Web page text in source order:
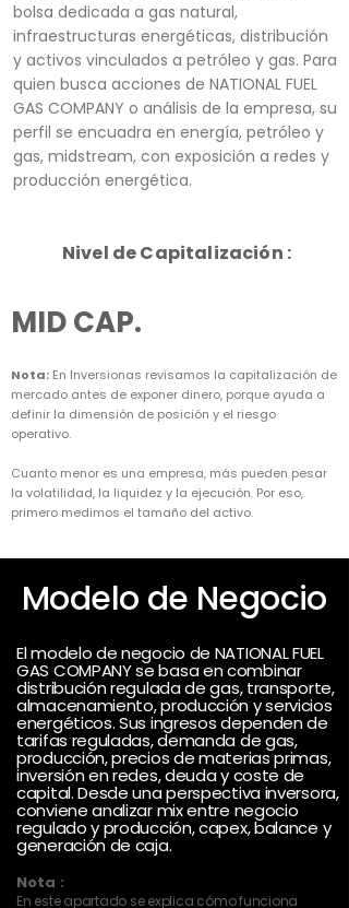
bolsa dedicada a gas natural,
infraestructuras energéticas, distribución
y activos vinculados a petróleo y gas. Para
quien busca acciones de NATIONAL FUEL
GAS COMPANY o análisis de la empresa, su
perfil se encuadra en energía, petróleo y
gas, midstream, con exposición a redes y
producción energética.
Nivel de Capitalización :
MID CAP.
Nota: En Inversionas revisamos la capitalización de
mercado antes de exponer dinero, porque ayuda a
definir la dimensión de posición y el riesgo
operativo.
Cuanto menor es una empresa, más pueden pesar
la volatilidad, la liquidez y la ejecución. Por eso,
primero medimos el tamaño del activo.
Modelo de Negocio
El modelo de negocio de NATIONAL FUEL
GAS COMPANY se basa en combinar
distribución regulada de gas, transporte,
almacenamiento, producción y servicios
energéticos. Sus ingresos dependen de
tarifas reguladas, demanda de gas,
producción, precios de materias primas,
inversión en redes, deuda y coste de
capital. Desde una perspectiva inversora,
conviene analizar mix entre negocio
regulado y producción, capex, balance y
generación de caja.
Nota :
En este apartado se explica cómo funciona